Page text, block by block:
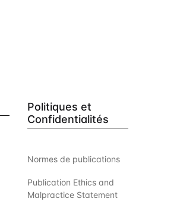
Politiques et
Confidentialités
Normes de publications
Publication Ethics and
Malpractice Statement